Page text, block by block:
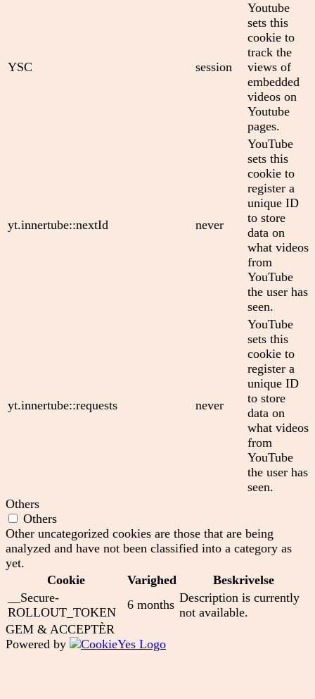
YSC session
Youtube
sets this
cookie to
track the
views of
embedded
videos on
Youtube
pages.
yt.innertube::nextId never
YouTube
sets this
cookie to
register a
unique ID
to store
data on
what videos
from
YouTube
the user has
seen.
yt.innertube::requests never
YouTube
sets this
cookie to
register a
unique ID
to store
data on
what videos
from
YouTube
the user has
seen.
Others
Others
Other uncategorized cookies are those that are being
analyzed and have not been classified into a category as
yet.
Cookie
Varighed
Beskrivelse
__Secure-
ROLLOUT_TOKEN
6 months Description is currently
not available.
GEM & ACCEPTÈR
Powered by